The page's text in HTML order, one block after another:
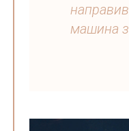
машина